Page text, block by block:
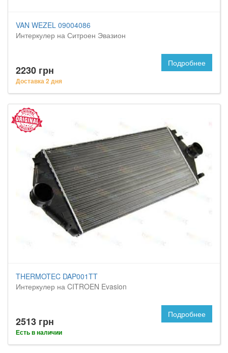
VAN WEZEL 09004086
Интеркулер на Ситроен Эвазион
2230 грн
Доставка 2 дня
Подробнее
THERMOTEC DAP001TT
Интеркулер на CITROEN Evasion
2513 грн
Есть в наличии
Подробнее